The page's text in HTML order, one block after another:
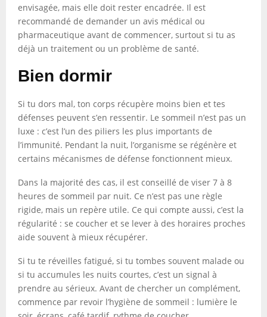
envisagée, mais elle doit rester encadrée. Il est
recommandé de demander un avis médical ou
pharmaceutique avant de commencer, surtout si tu as
déjà un traitement ou un problème de santé.
Bien dormir
Si tu dors mal, ton corps récupère moins bien et tes
défenses peuvent s’en ressentir. Le sommeil n’est pas un
luxe : c’est l’un des piliers les plus importants de
l’immunité. Pendant la nuit, l’organisme se régénère et
certains mécanismes de défense fonctionnent mieux.
Dans la majorité des cas, il est conseillé de viser 7 à 8
heures de sommeil par nuit. Ce n’est pas une règle
rigide, mais un repère utile. Ce qui compte aussi, c’est la
régularité : se coucher et se lever à des horaires proches
aide souvent à mieux récupérer.
Si tu te réveilles fatigué, si tu tombes souvent malade ou
si tu accumules les nuits courtes, c’est un signal à
prendre au sérieux. Avant de chercher un complément,
commence par revoir l’hygiène de sommeil : lumière le